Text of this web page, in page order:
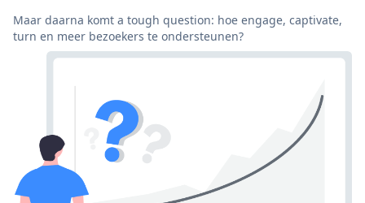
Maar daarna komt a tough question: hoe engage, captivate,
turn en meer bezoekers te ondersteunen?